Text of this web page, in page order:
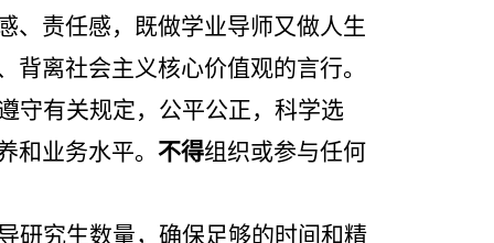
、责任感，既做学业导师又做人生
离社会主义核心价值观的言行。
守有关规定，公平公正，科学选
业务水平。 不得组织或参与任何
研究生数量，确保足够的时间和精